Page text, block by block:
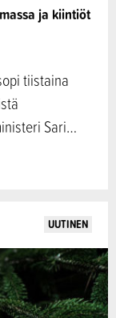
ja kiintiöt
tiistaina
Sari…
UUTINEN